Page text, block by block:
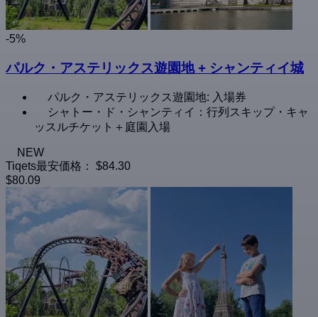
-5%
パルク・アステリックス遊園地 + シャンティイ城
パルク・アステリックス遊園地: 入場券
シャトー・ド・シャンティイ：行列スキップ・キャ
ッスルチケット＋庭園入場
NEW
Tiqets最安価格：
$84.30
$80.09